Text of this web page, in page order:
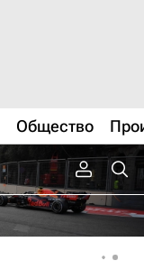
Общество